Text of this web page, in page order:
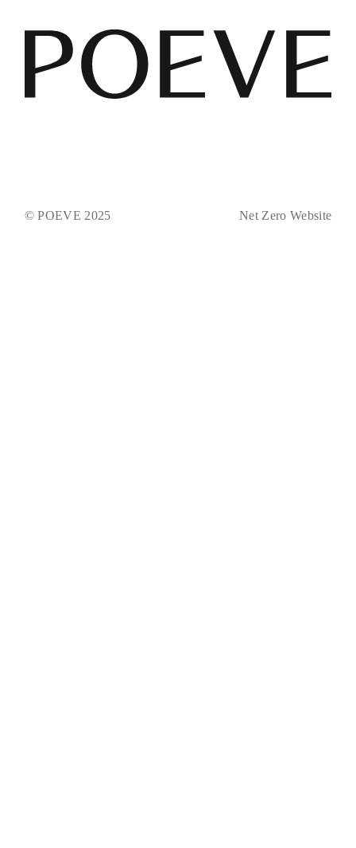
© POEVE 2025 Net Zero Website